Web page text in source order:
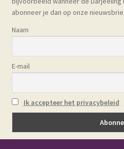
abonneer je dan op onze
Naam
E-mail
Ik accepteer het privacybeleid